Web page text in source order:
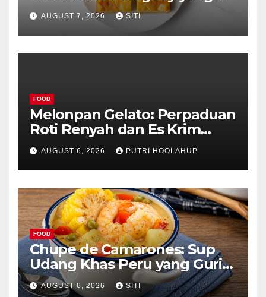
Unik
AUGUST 7, 2026 SITI
FOOD
Melonpan Gelato: Perpaduan
Roti Renyah dan Es Krim
Lembut yang Menggoda
AUGUST 6, 2026 PUTRI HOOLAHUP
FOOD
Chupe de Camarones: Sup
Udang Khas Peru yang Gurih
Lezat
AUGUST 6, 2026 SITI